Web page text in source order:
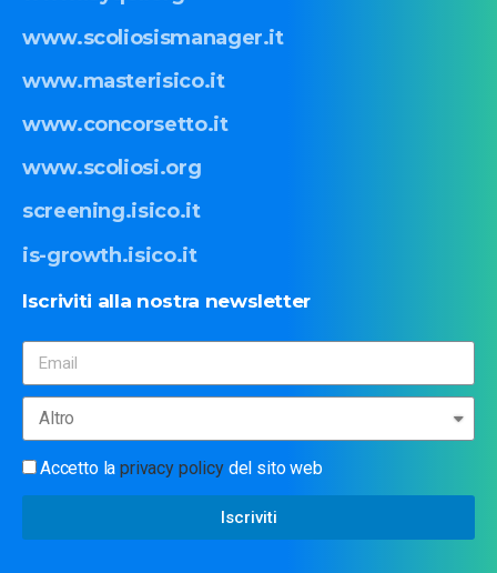
www.scoliosismanager.it
www.masterisico.it
www.concorsetto.it
www.scoliosi.org
screening.isico.it
is-growth.isico.it
Iscriviti alla nostra newsletter
Accetto laprivacy policydel sito web
Iscriviti